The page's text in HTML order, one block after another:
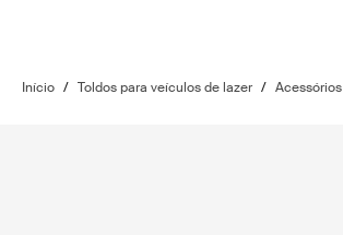
Início / Toldos para veículos de lazer / Acessórios